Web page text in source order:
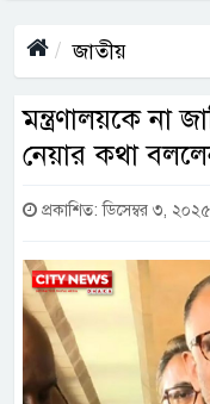
জাতীয়
মন্ত্রণালয়কে না
নেয়ার কথা
প্রকাশিত: ডিসেম্বর ৩,